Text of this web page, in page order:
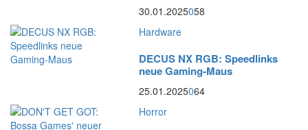
30.01.2025058
Hardware
DECUS NX RGB: Speedlinks
neue Gaming-Maus
25.01.2025064
Horror